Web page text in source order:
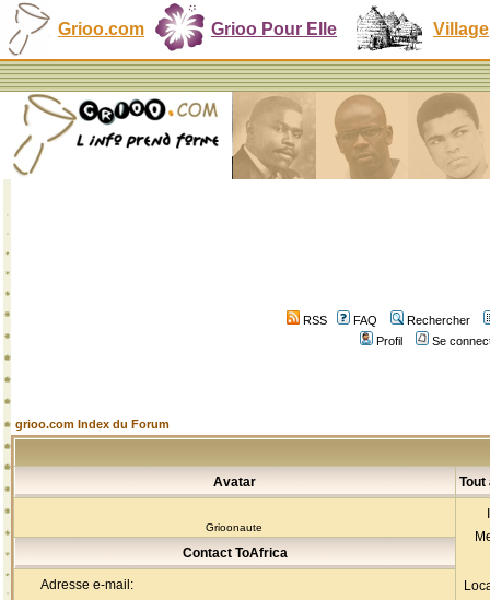
Grioo.com Grioo Pour Elle Village
RSS FAQ
Rechercher
Profil
Se
grioo.com Index du Forum
Avatar Tout
Grioonaute
Contact ToAfrica
Adresse e-mail: